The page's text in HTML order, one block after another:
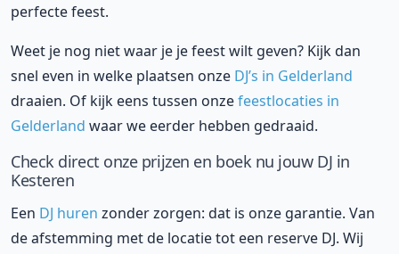
perfecte feest.
Weet je nog niet waar je je feest wilt geven? Kijk dan
snel even in welke plaatsen onze DJ’s in Gelderland
draaien. Of kijk eens tussen onzefeestlocaties in
Gelderland waar we eerder hebben gedraaid.
Check direct onze prijzen en boek nu jouw DJ in
Kesteren
Een DJ huren zonder zorgen: dat is onze garantie. Van
de afstemming met de locatie tot een reserve DJ. Wij